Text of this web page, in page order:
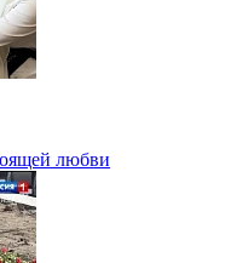
любви